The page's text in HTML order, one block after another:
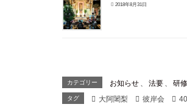
2018年8月31日
カテゴリー お知らせ 、 法要 、 研修
タグ 大阿闍梨 彼岸会